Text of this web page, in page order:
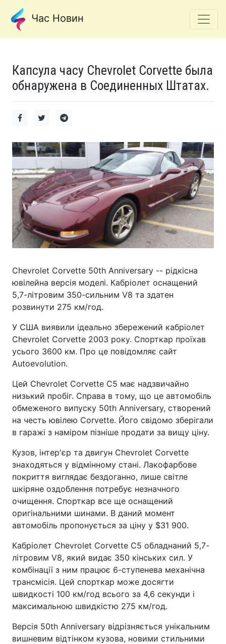
Час Новин
Капсула часу Chevrolet Corvette была
обнаружена в Соединенных Штатах.
Chevrolet Corvette 50th Anniversary -- рідкісна
ювілейна версія моделі. Кабріолет оснащений
5,7-літровим 350-сильним V8 та здатен
розвинути 275 км/год.
У США виявили ідеально збережений кабріолет
Chevrolet Corvette 2003 року. Спорткар проїхав
усього 3600 км. Про це повідомляє сайт
Autoevolution.
Цей Chevrolet Corvette C5 має надзвичайно
низький пробіг. Справа в тому, що це автомобіль
обмеженого випуску 50th Anniversary, створений
на честь ювілею Corvette. Його свідомо зберігали
в гаражі з наміром пізніше продати за вищу ціну.
Кузов, інтер'єр та двигун Chevrolet Corvette
знаходяться у відмінному стані. Лакофарбове
покриття виглядає бездоганно, лише світле
шкіряне оздоблення потребує незначного
очищення. Спорткар все ще оснащений
оригінальними шинами. В даний момент
автомобіль пропонується за ціну у $31 900.
Кабріолет Chevrolet Corvette C5 обладнаний 5,7-
літровим V8, який видає 350 кінських сил. У
комбінації з ним працює 6-ступенева механічна
трансмісія. Цей спорткар може досягти
швидкості 100 км/год всього за 4,6 секунди і
максимальною швидкістю 275 км/год.
Версія 50th Anniversary відрізняється унікальним
вишневим відтінком кузова, новими стильними